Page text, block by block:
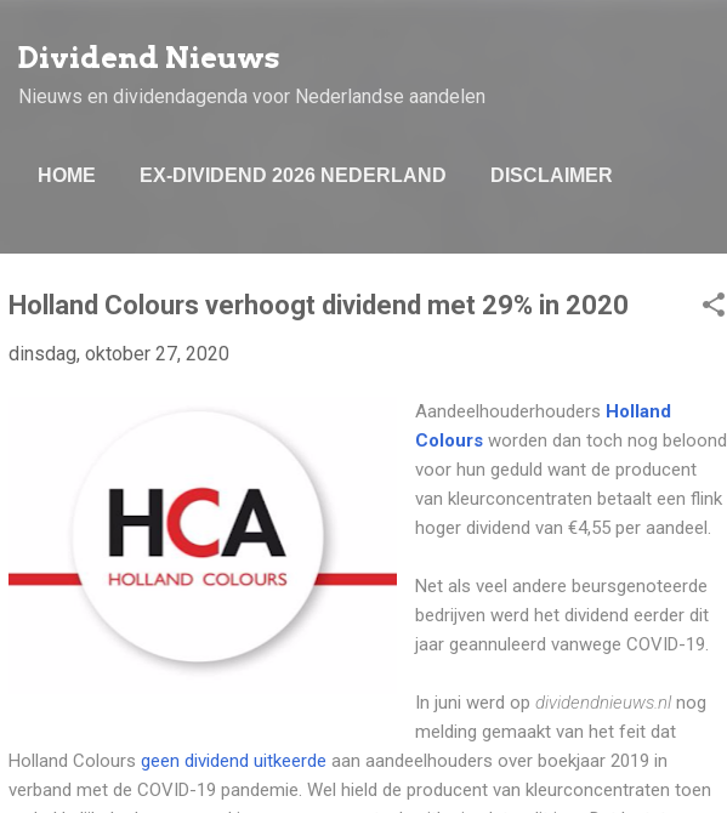
Dividend Nieuws
Nieuws en dividendagenda voor Nederlandse aandelen
HOME EX-DIVIDEND 2026 NEDERLAND DISCLAIMER
Holland Colours verhoogt dividend met 29% in 2020
dinsdag, oktober 27, 2020
Aandeelhouderhouders Holland
Colours worden dan toch nog beloond
voor hun geduld want de producent
van kleurconcentraten betaalt een flink
hoger dividend van €4,55 per aandeel.
Net als veel andere beursgenoteerde
bedrijven werd het dividend eerder dit
jaar geannuleerd vanwege COVID-19.
In juni werd op dividendnieuws.nlnog
melding gemaakt van het feit dat
Holland Colours geen dividend uitkeerde aan aandeelhouders over boekjaar 2019 in
verband met de COVID-19 pandemie. Wel hield de producent van kleurconcentraten toen